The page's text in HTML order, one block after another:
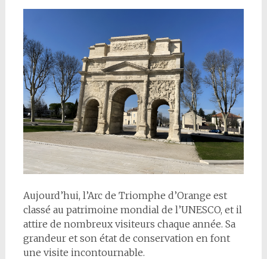
Aujourd’hui, l’Arc de Triomphe d’Orange est
classé au patrimoine mondial de l’UNESCO, et il
attire de nombreux visiteurs chaque année. Sa
grandeur et son état de conservation en font
une visite incontournable.